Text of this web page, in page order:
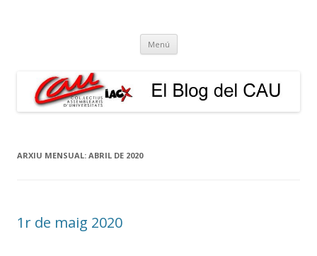
Menú Vés
contingut
ARXIU MENSUAL: ABRIL DE 2020
1r de maig 2020